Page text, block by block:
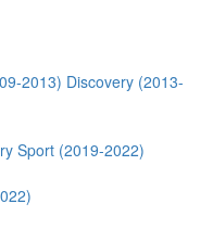
2013) Discovery (2013-
Sport (2019-2022)